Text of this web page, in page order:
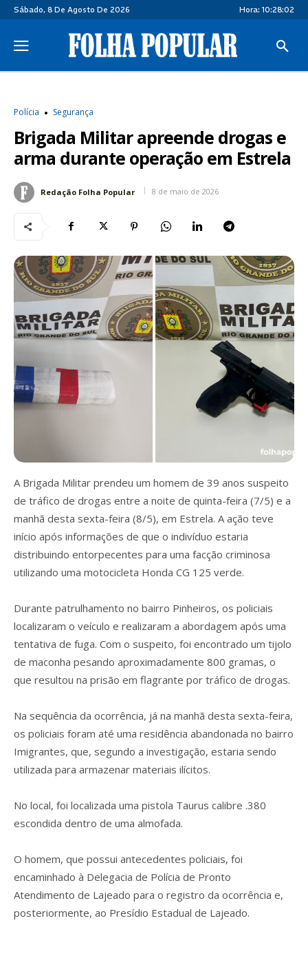
Sábado, 8 De Agosto De 2026 Hora: 10:28:02
Polícia Segurança
Brigada Militar apreende drogas e
arma durante operação em Estrela
Redação Folha Popular 8 de maio de 2026
A Brigada Militar prendeu um homem de 39 anos suspeito
de tráfico de drogas entre a noite de quinta-feira (7/5) e a
manhã desta sexta-feira (8/5), em Estrela. A ação teve
início após informações de que o indivíduo estaria
distribuindo entorpecentes para uma facção criminosa
utilizando uma motocicleta Honda CG 125 verde.
Durante patrulhamento no bairro Pinheiros, os policiais
localizaram o veículo e realizaram a abordagem após uma
tentativa de fuga. Com o suspeito, foi encontrado um tijolo
de maconha pesando aproximadamente 800 gramas, o
que resultou na prisão em flagrante por tráfico de drogas.
Na sequência da ocorrência, já na manhã desta sexta-feira,
os policiais foram até uma residência abandonada no bairro
Imigrantes, que, segundo a investigação, estaria sendo
utilizada para armazenar materiais ilícitos.
No local, foi localizada uma pistola Taurus calibre .380
escondida dentro de uma almofada.
O homem, que possui antecedentes policiais, foi
encaminhado à Delegacia de Polícia de Pronto
Atendimento de Lajeado para o registro da ocorrência e,
posteriormente, ao Presídio Estadual de Lajeado.